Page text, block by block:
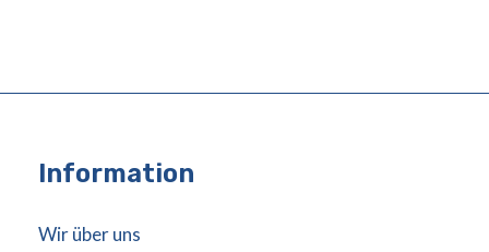
Information
Wir über uns